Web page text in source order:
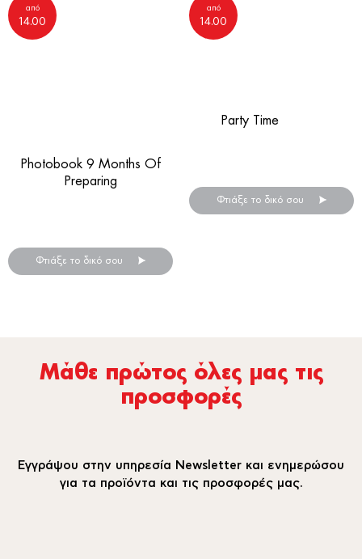
Photobook 9 Months Of
Preparing
από
14.00
Φτιάξε το δικό σου
Party Time
από
14.00
Φτιάξε το δικό σου
Μάθε πρώτος όλες µας τις
προσφορές
Εγγράψου στην υπηρεσία Newsletter και ενημερώσου
για τα προϊόντα και τις προσφορές μας.